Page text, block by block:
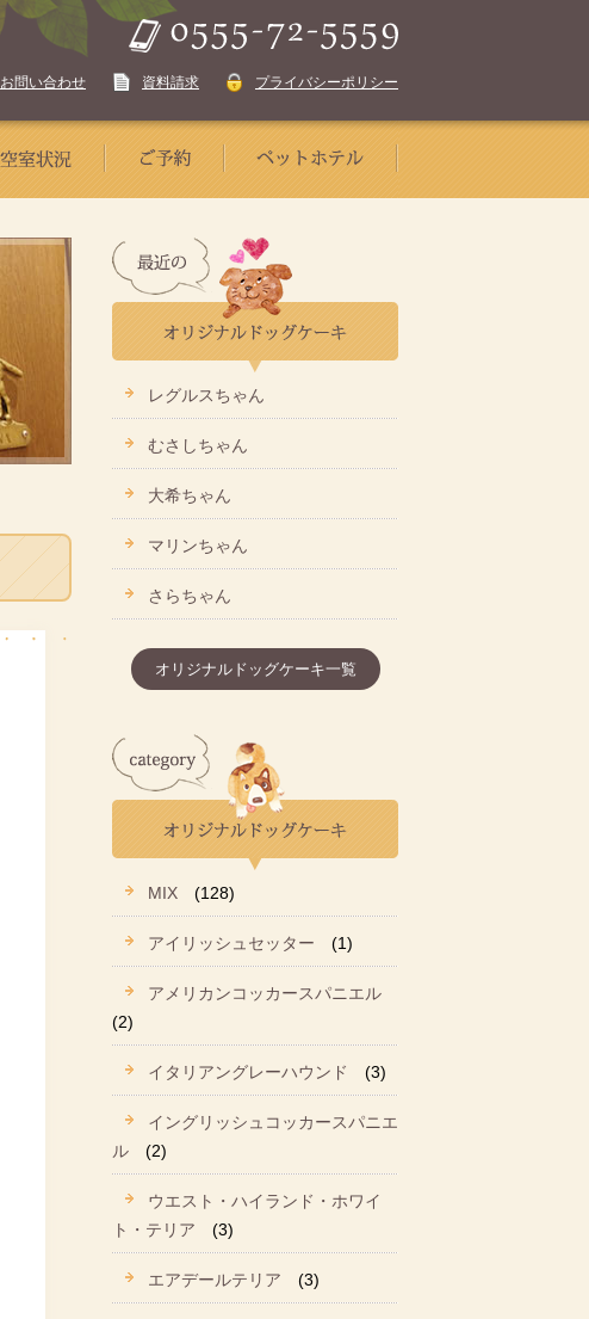
お問い合わせ 資料請求 プライバシーポリシー
レグルスちゃん
むさしちゃん
大希ちゃん
マリンちゃん
さらちゃん
オリジナルドッグケーキ一覧
MIX (128)
アイリッシュセッター (1)
アメリカンコッカースパニエル
(2)
イタリアングレーハウンド (3)
イングリッシュコッカースパニエ
ル
(2)
ウエスト・ハイランド・ホワイ
ト・テリア
(3)
エアデールテリア (3)